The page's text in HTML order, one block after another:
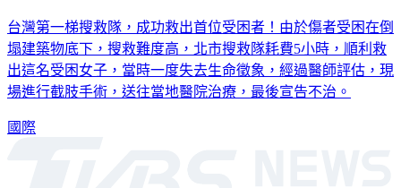
台灣第一梯搜救隊，成功救出首位受困者！由於傷者受困在倒
塌建築物底下，搜救難度高，北市搜救隊耗費5小時，順利救
出這名受困女子，當時一度失去生命徵象，經過醫師評估，現
場進行截肢手術，送往當地醫院治療，最後宣告不治。
國際